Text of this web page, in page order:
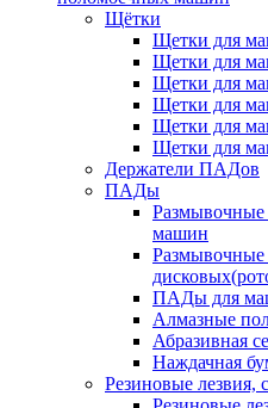
Щётки
Щетки для
Щетки для
Щетки для
Щетки для
Щетки для
Щетки для
Держатели ПАДов
ПАДы
Размывочные
машин
Размывочные
ПАДы для
Алмазные
Абразивная
Наждачная
Резиновые лезвия,